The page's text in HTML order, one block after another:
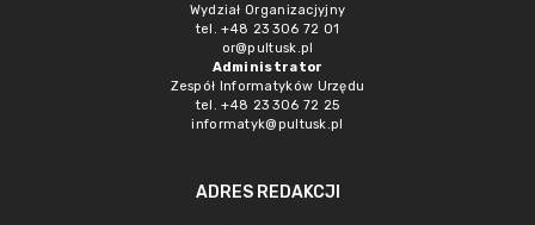
Wydział Organizacjyjny
tel. +48 23 306 72 01
or@pultusk.pl
Administrator
Zespół Informatyków Urzędu
tel. +48 23 306 72 25
informatyk@pultusk.pl
ADRES REDAKCJI